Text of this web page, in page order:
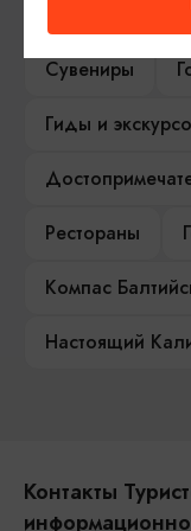
Туры и
Сувениры
Гиды и
Рестораны
Компас
Настоящий
Контакты